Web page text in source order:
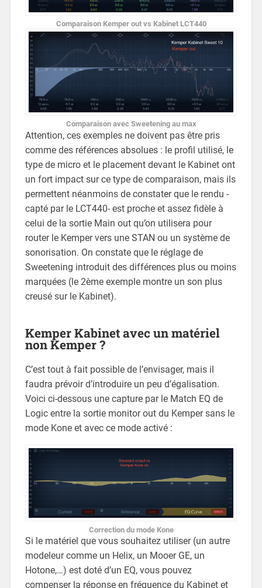
Comparaison Kemper out vs Kabinet LCT440
Comparaison avec Sweetening au max
Attention, ces exemples ne doivent pas être pris
comme des références absolues : le profil utilisé, le
type de micro et le placement devant le Kabinet ont
un fort impact sur ce type de comparaison, mais ils
permettent néanmoins de constater que le rendu -
capté par le LCT440- est proche et assez fidèle à
celui de la sortie Main out qu’on utilisera pour
router le Kemper vers une STAN ou un système de
sonorisation. On constate que le réglage de
Sweetening introduit des différences plus ou moins
marquées (le 2ème exemple montre un son plus
creusé sur le Kabinet).
Kemper Kabinet avec un matériel
non Kemper ?
C’est tout à fait possible de l’envisager, mais il
faudra prévoir d’introduire un peu d’égalisation.
Voici ci-dessous une capture par le Match EQ de
Logic entre la sortie monitor out du Kemper sans le
mode Kone et avec ce mode activé :
Correction du mode Kone
Si le matériel que vous souhaitez utiliser (un autre
modeleur comme un Helix, un Mooer GE, un
Hotone,…) est doté d’un EQ, vous pouvez
compenser la réponse en fréquence du Kabinet et